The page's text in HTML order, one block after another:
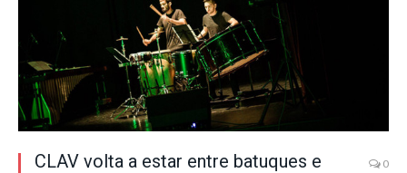
CLAV volta a estar entre batuques e
0